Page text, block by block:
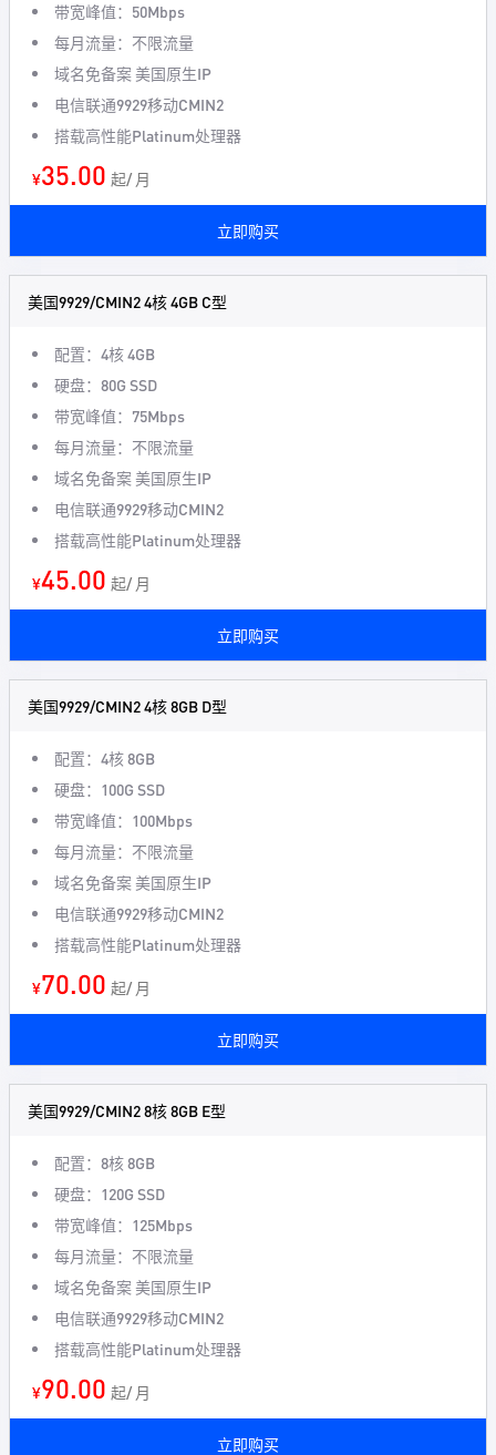
带宽峰值：50Mbps
每月流量：不限流量
域名免备案 美国原生IP
电信联通9929移动CMIN2
搭载高性能Platinum处理器
¥35.00 起/ 月
立即购买
美国9929/CMIN2 4核 4GB C型
配置：4核 4GB
硬盘：80G SSD
带宽峰值：75Mbps
每月流量：不限流量
域名免备案 美国原生IP
电信联通9929移动CMIN2
搭载高性能Platinum处理器
¥45.00 起/ 月
立即购买
美国9929/CMIN2 4核 8GB D型
配置：4核 8GB
硬盘：100G SSD
带宽峰值：100Mbps
每月流量：不限流量
域名免备案 美国原生IP
电信联通9929移动CMIN2
搭载高性能Platinum处理器
¥70.00 起/ 月
立即购买
美国9929/CMIN2 8核 8GB E型
配置：8核 8GB
硬盘：120G SSD
带宽峰值：125Mbps
每月流量：不限流量
域名免备案 美国原生IP
电信联通9929移动CMIN2
搭载高性能Platinum处理器
¥90.00 起/ 月
立即购买